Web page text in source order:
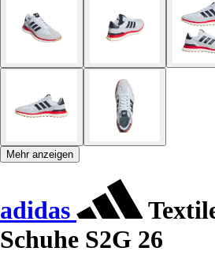
Mehr anzeigen
adidas
Schuhe S2G 26